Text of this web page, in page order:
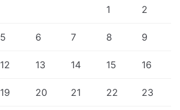
1 2
5 6 7 8 9
12 13 14 15 16
19 20 21 22 23